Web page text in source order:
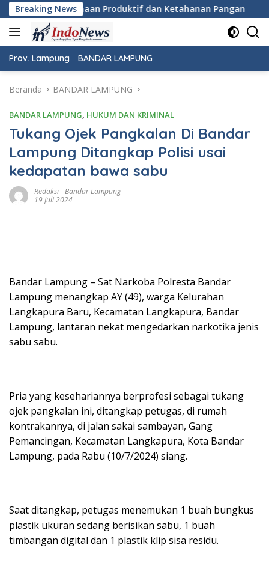
Langsung
ke
konten
Breaking News
dan Ketahanan Pangan Pemeriksaan Kesehatan
Prov. Lampung BANDAR LAMPUNG
Beranda BANDAR LAMPUNG
BANDAR LAMPUNG, HUKUM DAN KRIMINAL
Tukang Ojek Pangkalan Di Bandar
Lampung Ditangkap Polisi usai
kedapatan bawa sabu
Redaksi-Bandar Lampung
19 Juli 2024
Bandar Lampung – Sat Narkoba Polresta Bandar
Lampung menangkap AY (49), warga Kelurahan
Langkapura Baru, Kecamatan Langkapura, Bandar
Lampung, lantaran nekat mengedarkan narkotika jenis
sabu sabu.
Pria yang kesehariannya berprofesi sebagai tukang
ojek pangkalan ini, ditangkap petugas, di rumah
kontrakannya, di jalan sakai sambayan, Gang
Pemancingan, Kecamatan Langkapura, Kota Bandar
Lampung, pada Rabu (10/7/2024) siang.
Saat ditangkap, petugas menemukan 1 buah bungkus
plastik ukuran sedang berisikan sabu, 1 buah
timbangan digital dan 1 plastik klip sisa residu.